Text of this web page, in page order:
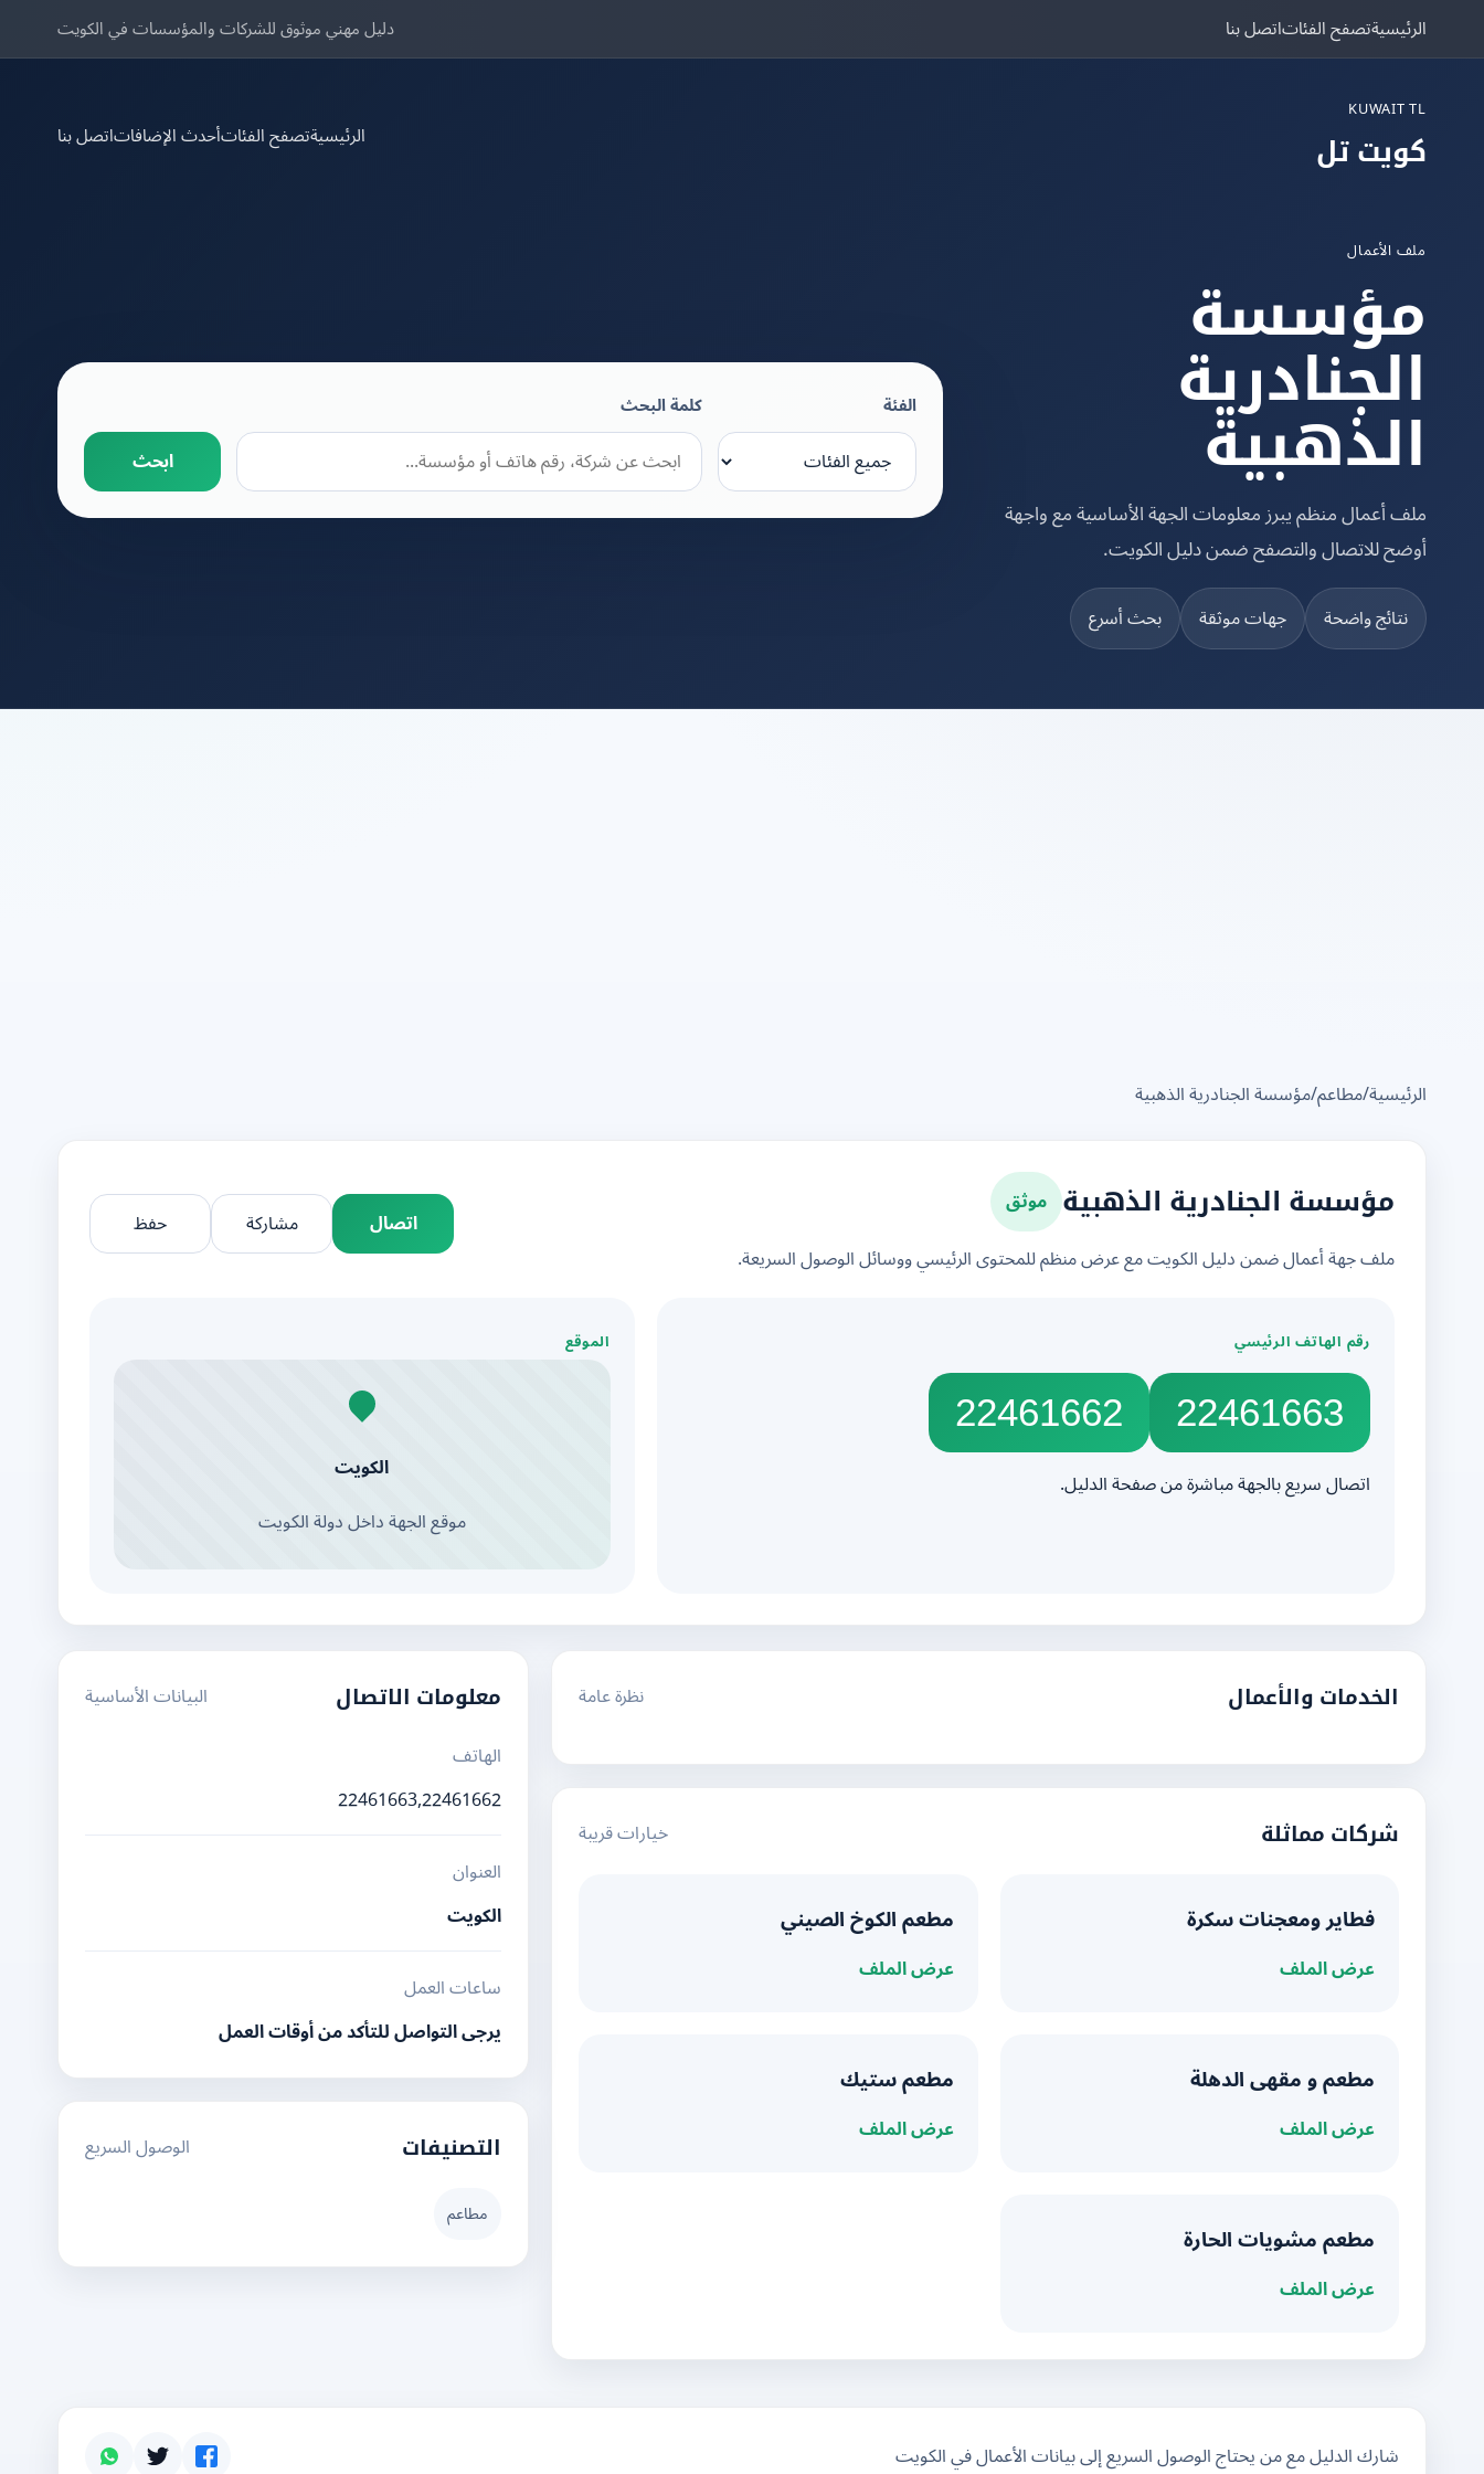
الرئيسيةتصفح الفئاتاتصل بنا دليل مهني موثوق للشركات والمؤسسات في الكويت
KUWAIT TL
كويت تل
الرئيسيةتصفح الفئاتأحدث الإضافاتاتصل بنا
ملف الأعمال
مؤسسة
الجنادرية
الذهبية
ملف أعمال منظم يبرز معلومات الجهة الأساسية مع واجهة
أوضح للاتصال والتصفح ضمن دليل الكويت.
نتائج واضحة جهات موثقة بحث أسرع
الفئة كلمة البحث
ابحث
الرئيسية/مطاعم/مؤسسة الجنادرية الذهبية
مؤسسة الجنادرية الذهبية موثق
ملف جهة أعمال ضمن دليل الكويت مع عرض منظم للمحتوى الرئيسي ووسائل الوصول السريعة.
اتصال مشاركة حفظ
رقم الهاتف الرئيسي
22461663
22461662
اتصال سريع بالجهة مباشرة من صفحة الدليل.
الموقع
الكويت
موقع الجهة داخل دولة الكويت
الخدمات والأعمال نظرة عامة
شركات مماثلة خيارات قريبة
فطاير ومعجنات سكرة
عرض الملف
مطعم الكوخ الصيني
عرض الملف
مطعم و مقهى الدهلة
عرض الملف
مطعم ستيك
عرض الملف
مطعم مشويات الحارة
عرض الملف
معلومات الاتصال
البيانات الأساسية
الهاتف
22461663,22461662
العنوان
الكويت
ساعات العمل
يرجى التواصل للتأكد من أوقات العمل
التصنيفات الوصول السريع
مطاعم
شارك الدليل مع من يحتاج الوصول السريع إلى بيانات الأعمال في الكويت